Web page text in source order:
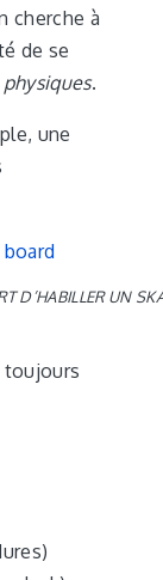
cherche à
de se
physiques.
une
D’HABILLER UN
toujours